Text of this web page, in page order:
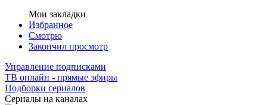
Мои закладки
Избранное
Смотрю
Закончил просмотр
Управление подписками
ТВ онлайн - прямые эфиры
Подборки сериалов
Сериалы на каналах